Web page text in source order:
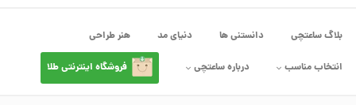
بلاگ ساعتچی دانستنی ها دنیای مد هنر طراحی
انتخاب مناسب درباره ساعتچی فروشگاه اینترنتی طلا
ک